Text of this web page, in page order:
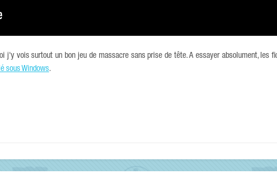
j'y vois surtout un bon jeu de massacre sans prise de tête. A essayer absolument, les
sous Windows.